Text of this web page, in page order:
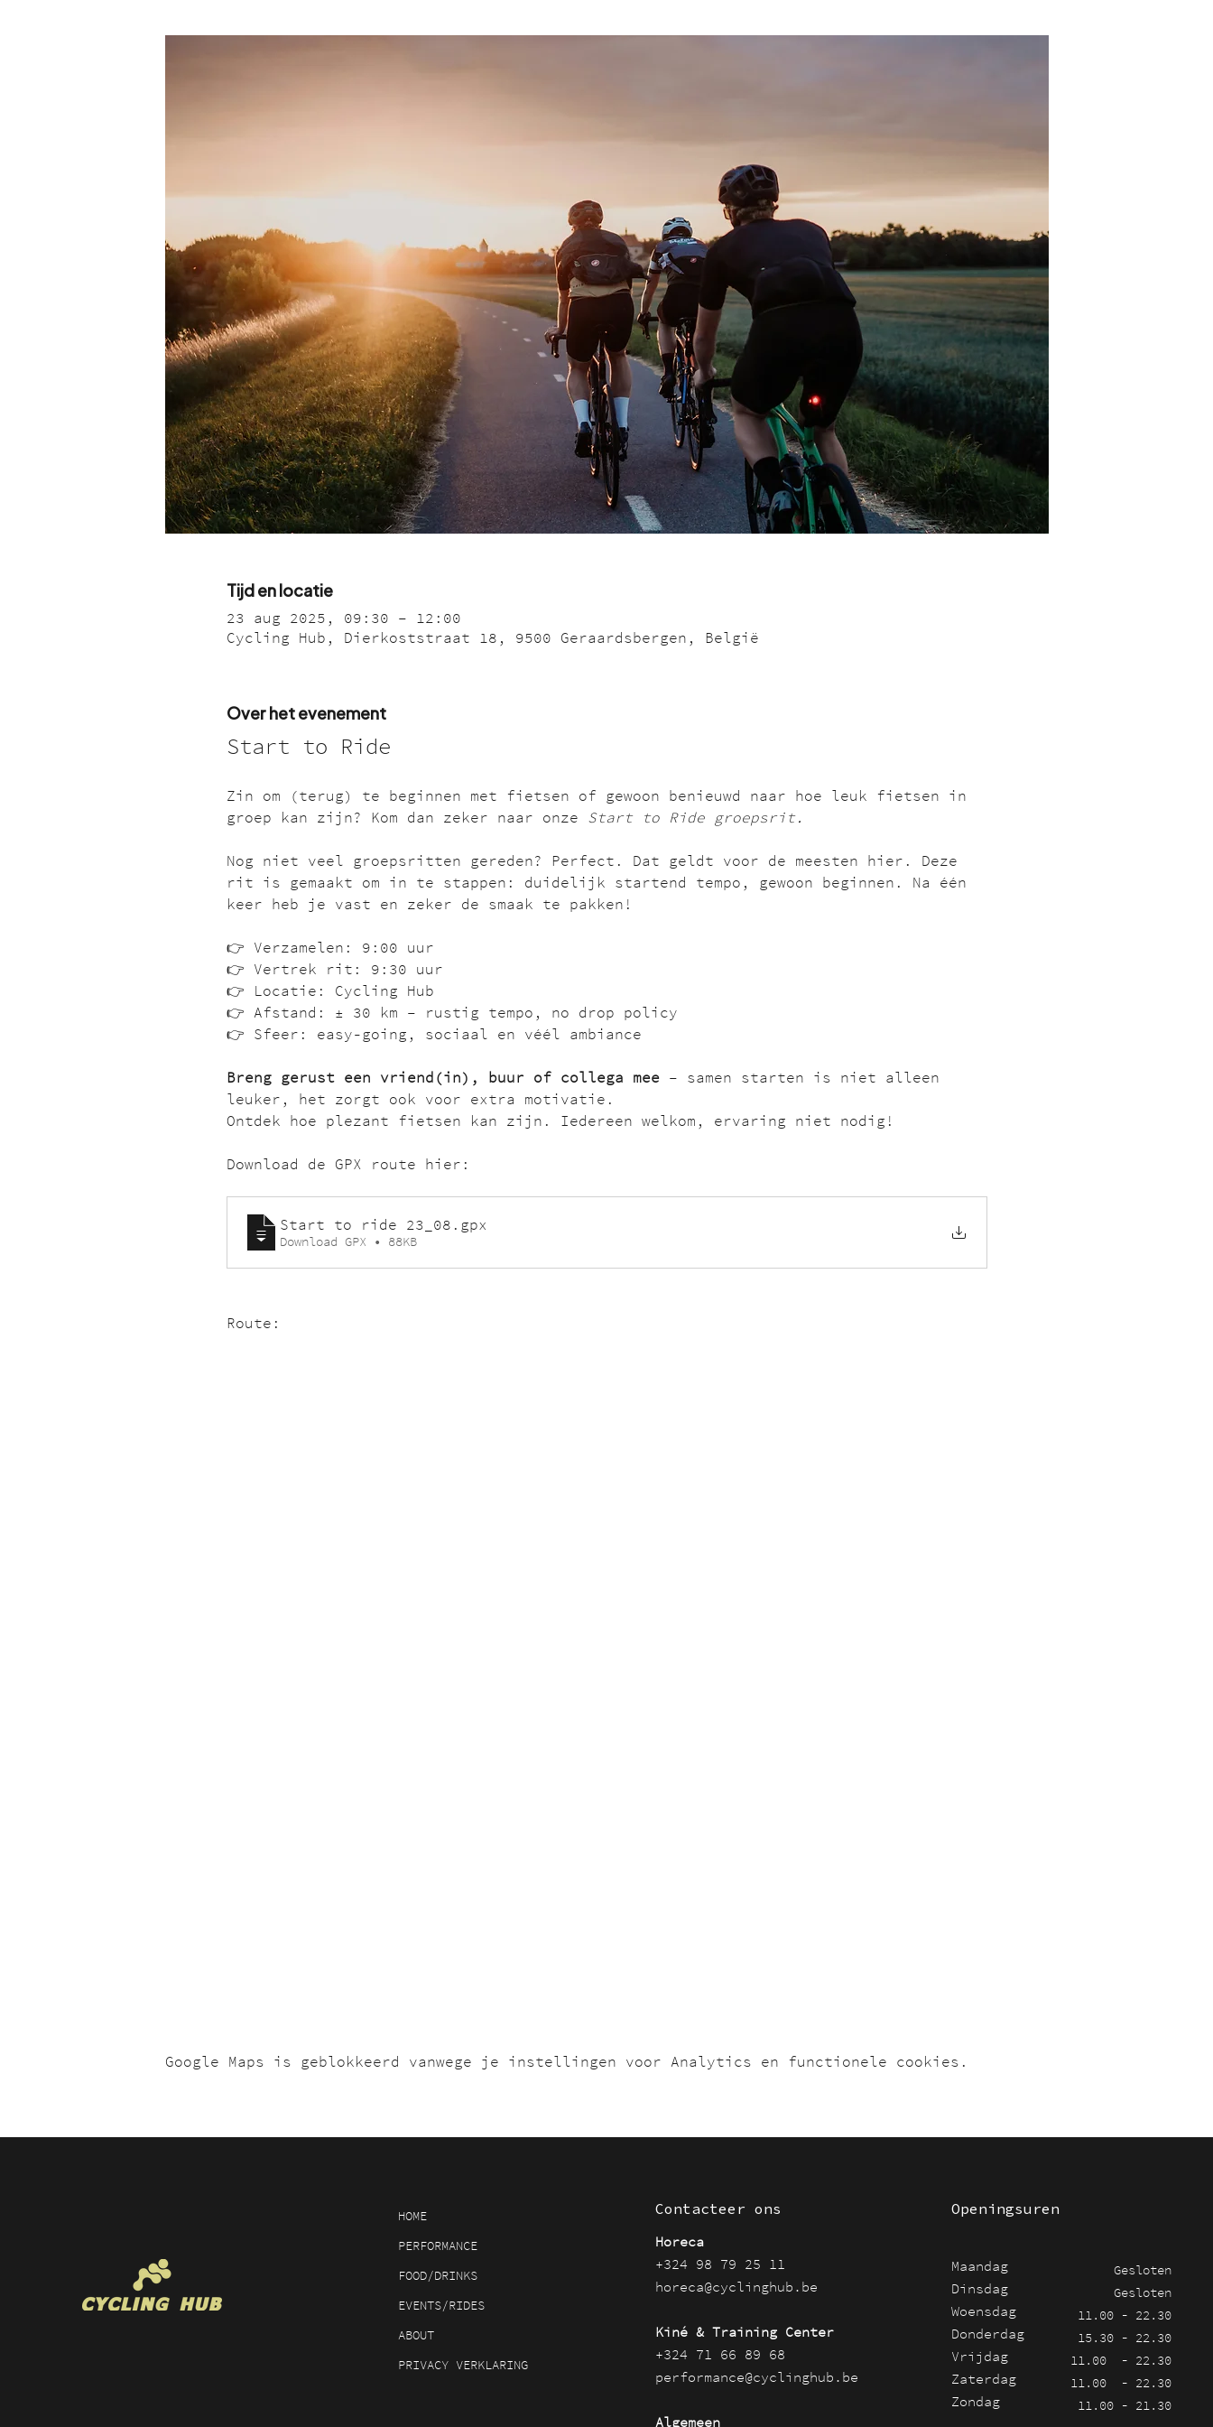
Tijd en locatie
23 aug 2025, 09:30 – 12:00
Cycling Hub, Dierkoststraat 18, 9500 Geraardsbergen, België
Over het evenement
Start to Ride
Zin om (terug) te beginnen met fietsen of gewoon benieuwd naar hoe leuk fietsen in
groep kan zijn? Kom dan zeker naar onze Start to Ride groepsrit.
Nog niet veel groepsritten gereden? Perfect. Dat geldt voor de meesten hier. Deze
rit is gemaakt om in te stappen: duidelijk startend tempo, gewoon beginnen. Na één
keer heb je vast en zeker de smaak te pakken!
👉 Verzamelen: 9:00 uur
👉 Vertrek rit: 9:30 uur
👉 Locatie: Cycling Hub
👉 Afstand: ± 30 km – rustig tempo, no drop policy
👉 Sfeer: easy-going, sociaal en véél ambiance
Breng gerust een vriend(in), buur of collega mee – samen starten is niet alleen
leuker, het zorgt ook voor extra motivatie.
Ontdek hoe plezant fietsen kan zijn. Iedereen welkom, ervaring niet nodig!
Download de GPX route hier:
Start to ride 23_08 .gpx
Download GPX • 88KB
Route:
Google Maps is geblokkeerd vanwege je instellingen voor Analytics en functionele cookies.
HOME
PERFORMANCE
FOOD/DRINKS
EVENTS/RIDES
ABOUT
PRIVACY VERKLARING
Contacteer ons
Horeca
+324 98 79 25 11
horeca@cyclinghub.be
Kiné & Training Center
+324 71 66 89 68
performance@cyclinghub.be
Algemeen
Openingsuren
Gesloten
Gesloten
11.00 - 22.30
15.30 - 22.30
11.00 - 22.30
11.00 - 22.30
11.00 - 21.30
Maandag
Dinsdag
Woensdag
Donderdag
Vrijdag
Zaterdag
Zondag